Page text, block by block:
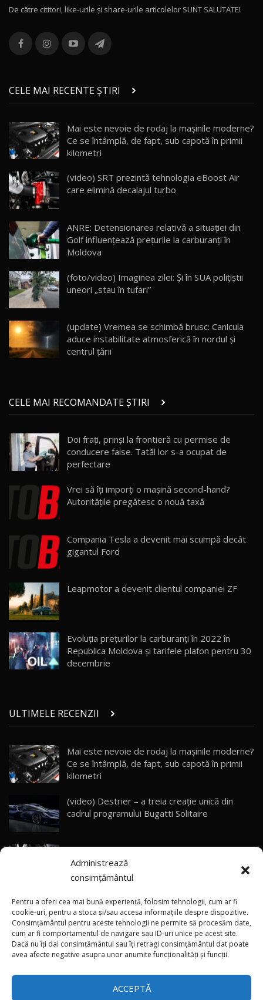
Administrează
consimțământul
Pentru a oferi cea mai bună experiență, folosim tehnologii, cum ar fi
cookie-uri, pentru a stoca și/sau accesa informațiile despre dispozitive.
Consimțământul pentru aceste tehnologii ne permite să procesăm date,
cum ar fi comportamentul de navigare sau ID-uri unice pe acest site.
Dacă nu îți dai consimțământul sau îți retragi consimțământul dat poate
avea afecte negative asupra unor anumite funcționalități și funcții.
ACCEPTĂ
13
combină aventura cu luxul / AutoBlog.MD
36:08
chinez care face lumea să se întoarcă după el
/ AutoBlog.MD
17:27
15 14:37
16
AutoBlogMD
13:10
17 20:06
Va fi modelul nr.1 BYD în Moldova? BYD Seal U
30:08
AutoBlog.MD
23:36
20
Noul ZEEKR 7X / Test Drive AutoBlog.MD
29:08
21
AutoBlog.MD
16:59
22
Noua Mazda 6e / Test Drive AutoBlog.MD
26:59
Lynk & Co 01 / Test Drive AutoBlog.MD
25:19
Van Electric Testat în Moldova / AutoBlog.MD
26:38
25
mai Exclusiv și Puternic Defender Testat în
26
AutoBlog.MD
10:57
28
Noul Geely Monjaro 2025! Mai ieftin și mai
dotat / Test Drive AutoBlog.MD
ZEEKR 9X - PRIMUL TEST DRIVE ÎN ROMÂNĂ!
CUM SE CONDUCE?
33:40
30
Primele impresii despre BYD Seal U DM-i,
Sealion 7 și Seal 5 DM-i / Test Drive
AutoBlog.MD
13:56
Noul Volvo EX90 / Test Drive AutoBlog.MD
32:06
33
MG RX5 - își merită banii? / Test Drive
AutoBlog.MD
Noul DACIA DUSTER DIESEL! Primul test drive în
De către cititori, like-urile şi share-urile articolelor SUNT SALUTATE!
CELE MAI RECENTE ȘTIRI
Mai este nevoie de rodaj la mașinile moderne?
Ce se întâmplă, de fapt, sub capotă în primii
kilometri
(video) SRT prezintă tehnologia eBoost Air
care elimină decalajul turbo
ANRE: Detensionarea relativă a situației din
Golf influențează prețurile la carburanți în
Moldova
(foto/video) Imaginea zilei: Și în SUA polițiștii
uneori „stau în tufari”
(update) Vremea se schimbă brusc: Canicula
aduce instabilitate atmosferică în nordul și
centrul țării
CELE MAI RECOMANDATE ȘTIRI
Doi fraţi, prinşi la frontieră cu permise de
conducere false. Tatăl lor s-a ocupat de
perfectare
Vrei să îţi imporţi o maşină second-hand?
Autorităţile pregătesc o nouă taxă
Compania Tesla a devenit mai scumpă decât
gigantul Ford
Leapmotor a devenit clientul companiei ZF
Evoluția prețurilor la carburanți în 2022 în
Republica Moldova şi tarifele plafon pentru 30
decembrie
ULTIMELE RECENZII
Mai este nevoie de rodaj la mașinile moderne?
Ce se întâmplă, de fapt, sub capotă în primii
kilometri
(video) Destrier – a treia creație unică din
cadrul programului Bugatti Solitaire
(video) SRT prezintă tehnologia eBoost Air
care elimină decalajul turbo
ANRE: Detensionarea relativă a situației din
Golf influențează prețurile la carburanți în
Moldova
(foto/video) Imaginea zilei: Și în SUA polițiștii
uneori „stau în tufari”
×